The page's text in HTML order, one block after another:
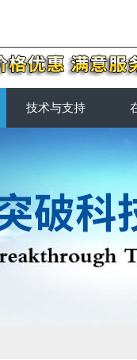
技术与支持